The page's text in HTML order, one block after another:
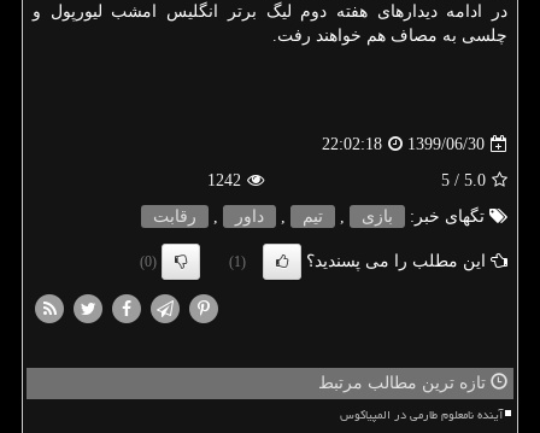
در ادامه دیدارهای هفته دوم لیگ برتر انگلیس امشب لیورپول و
چلسی به مصاف هم خواهند رفت.
1399/06/30
22:02:18
5.0
/ 5
1242
تگهای خبر:
بازی , تیم , داور , رقابت
این مطلب را می پسندید؟ (1)
(0)
تازه ترین مطالب مرتبط
آینده نامعلوم طارمی در المپیاکوس